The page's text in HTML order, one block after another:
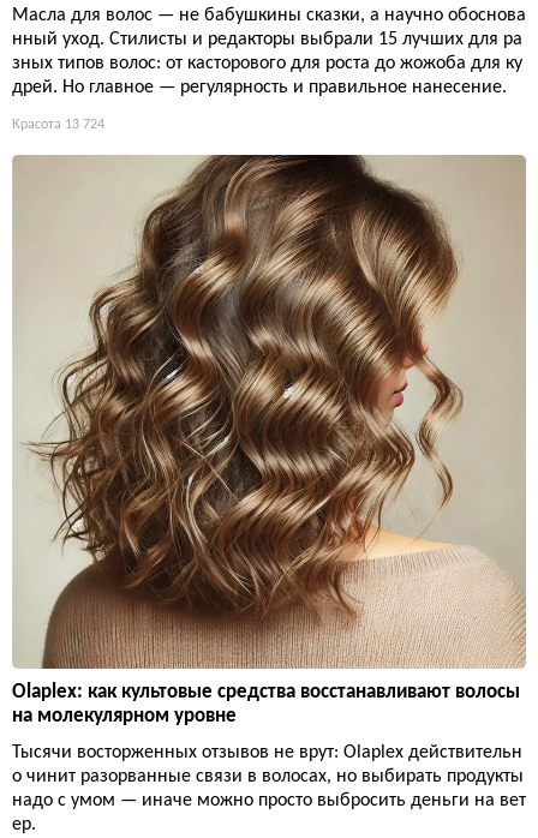
Масла для волос — не бабушкины сказки, а научно обоснова
нный уход. Стилисты и редакторы выбрали 15 лучших для ра
зных типов волос: от касторового для роста до жожоба для ку
дрей. Но главное — регулярность и правильное нанесение.
Красота 13 724
Olaplex: как культовые средства восстанавливают волосы
на молекулярном уровне
Тысячи восторженных отзывов не врут: Olaplex действительн
о чинит разорванные связи в волосах, но выбирать продукты
надо с умом — иначе можно просто выбросить деньги на вет
ер.